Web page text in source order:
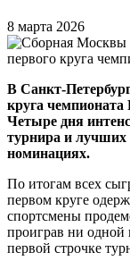
8 марта 2026
В Санкт-
круга чемпионата
Четыре дня
турнира и лучших
номинациях.
По итогам всех
первом круге
спортсмены
проиграв ни одной
первой строчке